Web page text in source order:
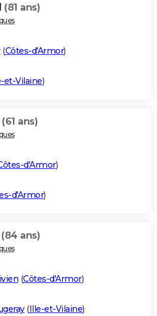
(81 ans)
(Côtes-d'Armor)
et-Vilaine)
(61 ans)
d'Armor)
d'Armor)
(84 ans)
(Côtes-d'Armor)
(Ille-et-Vilaine)